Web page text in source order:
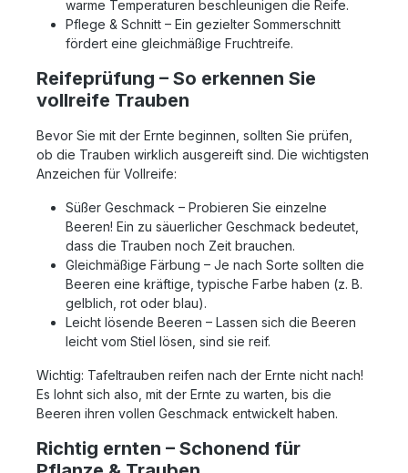
warme Temperaturen beschleunigen die Reife.
Pflege & Schnitt – Ein gezielter Sommerschnitt
fördert eine gleichmäßige Fruchtreife.
Reifeprüfung – So erkennen Sie
vollreife Trauben
Bevor Sie mit der Ernte beginnen, sollten Sie prüfen,
ob die Trauben wirklich ausgereift sind. Die wichtigsten
Anzeichen für Vollreife:
Süßer Geschmack – Probieren Sie einzelne
Beeren! Ein zu säuerlicher Geschmack bedeutet,
dass die Trauben noch Zeit brauchen.
Gleichmäßige Färbung – Je nach Sorte sollten die
Beeren eine kräftige, typische Farbe haben (z. B.
gelblich, rot oder blau).
Leicht lösende Beeren – Lassen sich die Beeren
leicht vom Stiel lösen, sind sie reif.
Wichtig: Tafeltrauben reifen nach der Ernte nicht nach!
Es lohnt sich also, mit der Ernte zu warten, bis die
Beeren ihren vollen Geschmack entwickelt haben.
Richtig ernten – Schonend für